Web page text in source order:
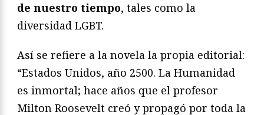
de nuestro tiempo, tales como la
diversidad LGBT.
Así se refiere a la novela la propia editorial:
“Estados Unidos, año 2500. La Humanidad
es inmortal; hace años que el profesor
Milton Roosevelt creó y propagó por toda la